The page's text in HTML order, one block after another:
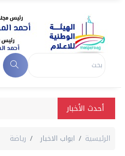
أحدث الأخبار
الرئيسية ابواب الاخبار رياضة